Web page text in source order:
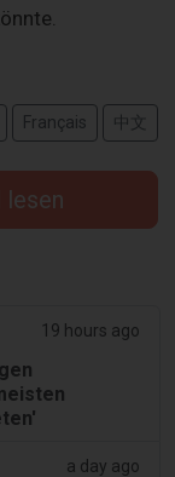
Français 中文
19 hours ago
a day ago